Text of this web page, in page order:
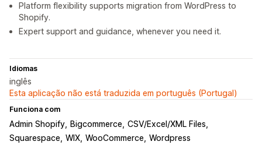
Platform flexibility supports migration from WordPress to
Shopify.
Expert support and guidance, whenever you need it.
Idiomas
inglês
Esta aplicação não está traduzida em português (Portugal)
Funciona com
Admin Shopify Bigcommerce CSV/Excel/XML Files
Squarespace WIX WooCommerce Wordpress